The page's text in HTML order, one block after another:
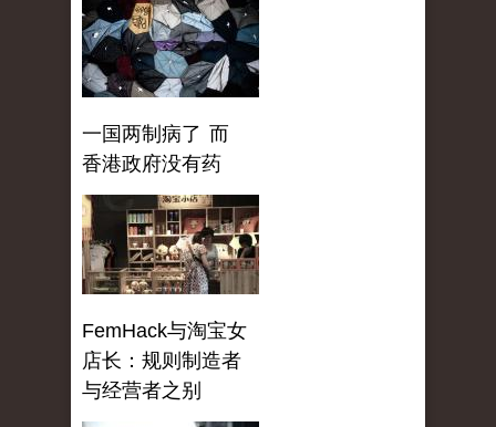
一国两制病了 而
香港政府没有药
FemHack与淘宝女
店长：规则制造者
与经营者之别